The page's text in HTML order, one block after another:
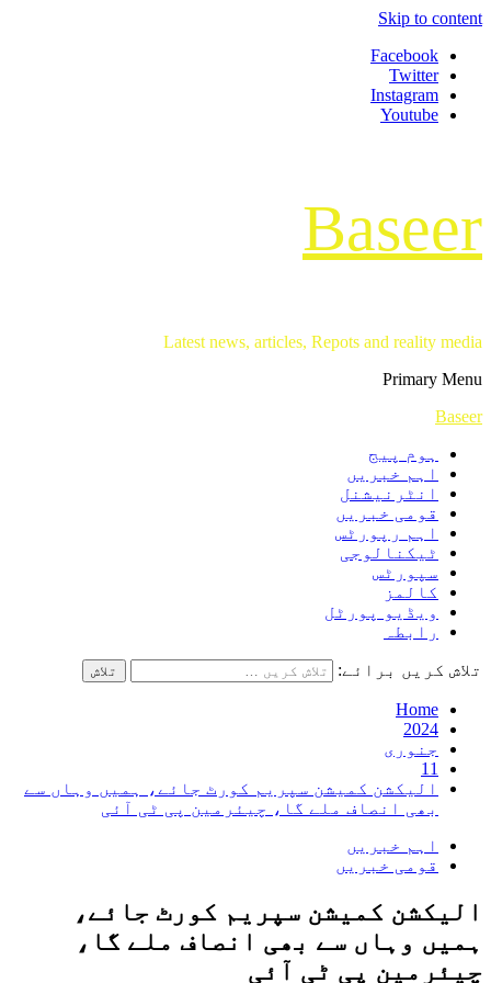
Skip to content
Facebook
Twitter
Instagram
Youtube
Baseer
Latest news, articles, Repots and reality media
Primary Menu
Baseer
ہوم پیج
اہم خبریں
انٹرنیشنل
قومی خبریں
اہم رپورٹس
ٹیکنالوجی
سپورٹس
کالمز
ویڈیو پورٹل
رابطہ
تلاش کریں برائے:
Home
2024
جنوری
11
الیکشن کمیشن سپریم کورٹ جائے، ہمیں وہاں سے
بھی انصاف ملے گا، چیئرمین پی ٹی آئی
اہم خبریں
قومی خبریں
الیکشن کمیشن سپریم کورٹ جائے،
ہمیں وہاں سے بھی انصاف ملے گا،
چیئرمین پی ٹی آئی